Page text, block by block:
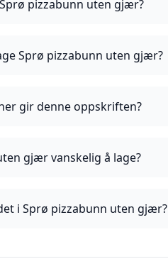
pizzabunn uten gjær?
Sprø pizzabunn uten gjær?
gir denne oppskriften?
gjær vanskelig å lage?
i Sprø pizzabunn uten gjær?